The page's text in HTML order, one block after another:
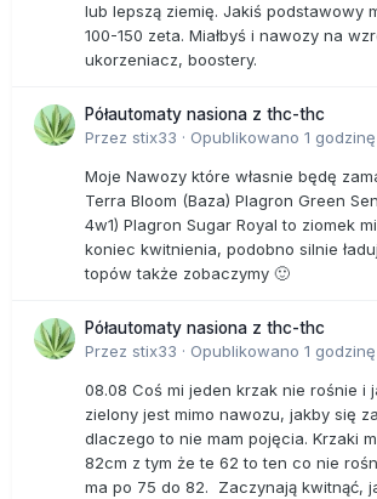
lub lepszą ziemię. Jakiś podstawowy
100-150 zeta. Miałbyś i nawozy na
ukorzeniacz, boostery.
Półautomaty nasiona z thc-thc
Przez stix33 · Opublikowano 1
Moje Nawozy które własnie będę
Terra Bloom (Baza) Plagron Green
4w1) Plagron Sugar Royal to ziomek
koniec kwitnienia, podobno silnie
topów także zobaczymy 🙂
Półautomaty nasiona z thc-thc
Przez stix33 · Opublikowano 1
08.08 Coś mi jeden krzak nie rośnie i
zielony jest mimo nawozu, jakby się
dlaczego to nie mam pojęcia. Krzaki
82cm z tym że te 62 to ten co nie
ma po 75 do 82. Zaczynają kwitnąć,